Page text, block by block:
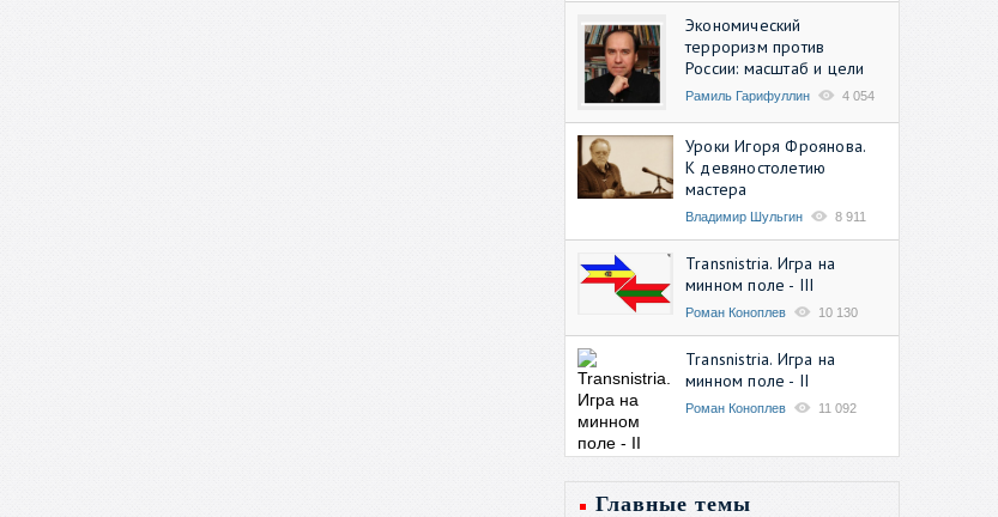
Экономический
терроризм против
России: масштаб и цели
Рамиль Гарифуллин 4 054
Уроки Игоря Фроянова.
К девяностолетию
мастера
Владимир Шульгин 8 911
Transnistria. Игра на
минном поле - III
Роман Коноплев 10 130
Transnistria. Игра на
минном поле - II
Роман Коноплев 11 092
Главные темы